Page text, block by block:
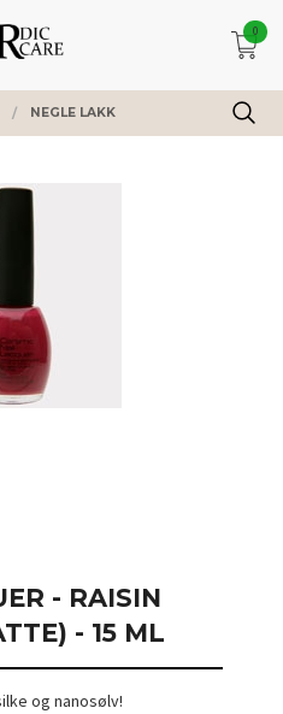
0
NEGLE LAKK
- RAISIN
- 15 ML
og nanosølv!